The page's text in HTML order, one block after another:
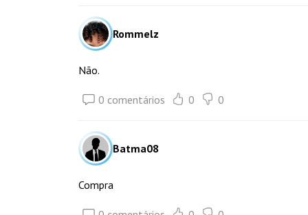
Rommelz
Não.
0 comentários 0 0
Batma08
Compra